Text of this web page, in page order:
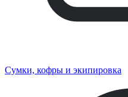
Сумки, кофры и экипировка